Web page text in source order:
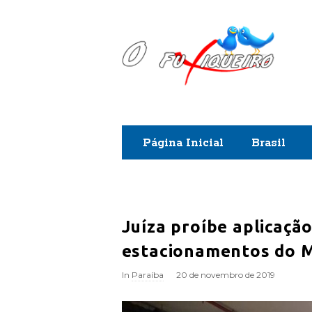
F
x
i
u
e
i
Página Inicial Brasil
Juíza proíbe
estacionamentos do
In Paraíba 20 de novembro de 2019